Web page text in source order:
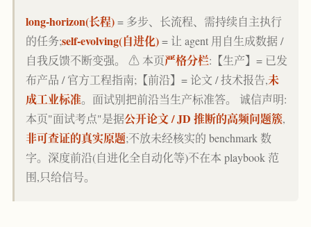
long-horizon(长程)= 多步、长流程、需持续自主执行
的任务;self-evolving(自进化)= 让 agent 用自生成数据 /
自我反馈不断变强。 ⚠️ 本页严格分栏:【生产】= 已发
布产品 / 官方工程指南;【前沿】= 论文 / 技术报告,未
成工业标准。面试别把前沿当生产标准答。 诚信声明:
本页"面试考点"是据公开论文 / JD 推断的高频问题簇,
非可查证的真实原题;不放未经核实的 benchmark 数
字。深度前沿(自进化全自动化等)不在本 playbook 范
围,只给信号。